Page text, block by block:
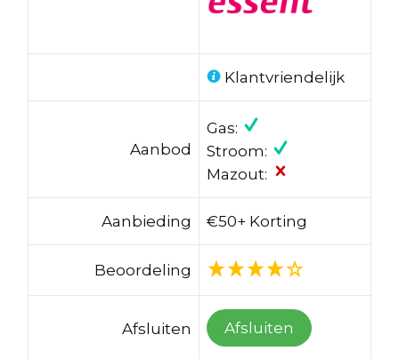
Klantvriendelijk
Aanbod
Gas:
Stroom:
Mazout:
Aanbieding €50+ Korting
Beoordeling
Afsluiten Afsluiten